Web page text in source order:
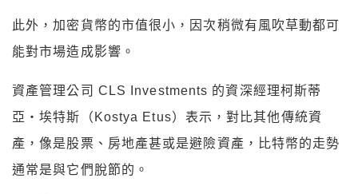
此外，加密貨幣的市值很小，因次稍微有風吹草動都可
能對市場造成影響。
資產管理公司 CLS Investments 的資深經理柯斯蒂
亞・埃特斯（Kostya Etus）表示，對比其他傳統資
產，像是股票、房地產甚或是避險資產，比特幣的走勢
通常是與它們脫節的。